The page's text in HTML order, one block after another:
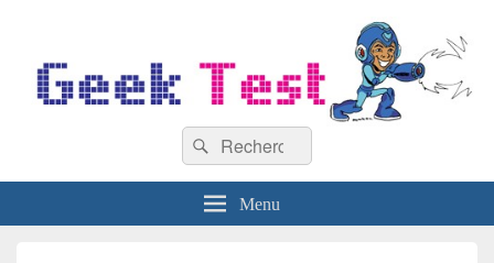
Recherche :
Rechercher
Menu